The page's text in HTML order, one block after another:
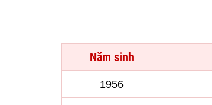
Năm sinh
1956